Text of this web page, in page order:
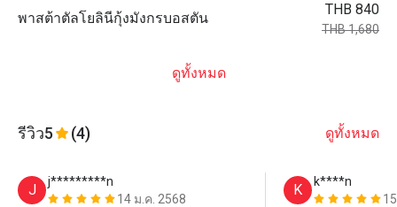
พาสต้าตัลโยลินีกุ้งมังกรบอสตัน
THB 840
THB 1,680
ดูทั้งหมด
รีวิว5 (4) ดูทั้งหมด
J
j*********n
14 ม.ค. 2568
K
k****n